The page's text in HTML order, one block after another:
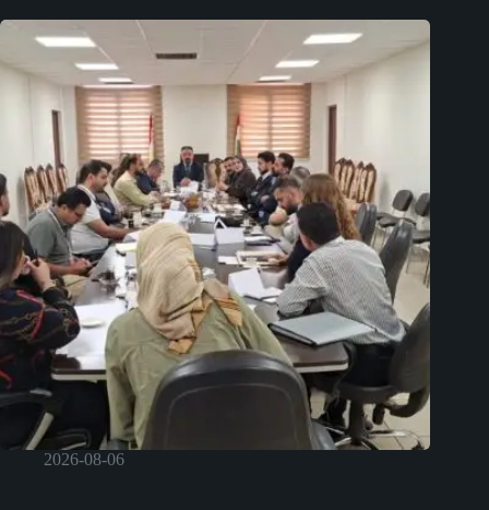
2026-08-06